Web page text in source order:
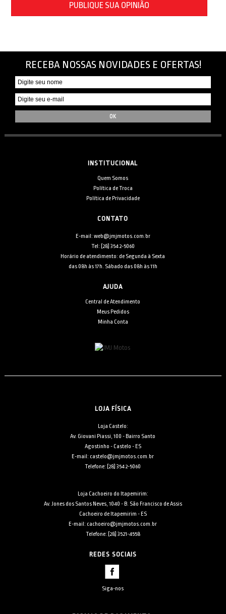
PUBLIQUE SUA OPINIÃO
RECEBA NOSSAS NOVIDADES E OFERTAS!
INSTITUCIONAL
Quem Somos
Política de Troca
Política de Privacidade
CONTATO
E-mail: web@jmjmotos.com.br
Tel: [28] 3542-5060
Horário de atendimento: de Segunda à Sexta
das 08h às 17h. Sábado das 08h às 11h
AJUDA
Central de Atendimento
Meus Pedidos
Minha Conta
LOJA FÍSICA
Loja Castelo:
Av. Giovani Piassi, 100 - Bairro Santo
Agostinho - Castelo - ES
E-mail: castelo@jmjmotos.com.br
Telefone: [28] 3542-5060
Loja Cachoeiro do Itapemirim:
Av. Jones dos Santos Neves, 1040 - B. São Francisco de Assis
Cachoeiro de Itapemirim - ES
E-mail: cachoeiro@jmjmotos.com.br
Telefone: [28] 3521-4558
REDES SOCIAIS
Siga-nos